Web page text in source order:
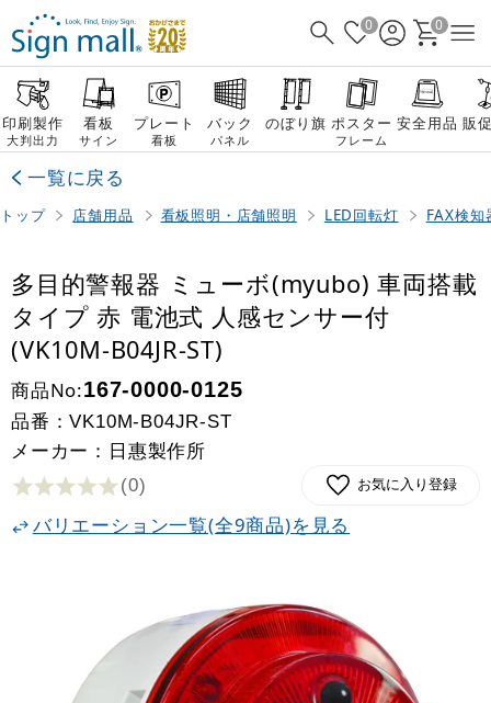
0 0
印刷製作
大判出力
看板
サイン
プレート
看板
バック
パネル
のぼり旗 ポスター
フレーム
安全用品 販
一覧に戻る
トップ 店舗用品 看板照明・店舗照明 LED回転灯 FAX検知
多目的警報器 ミューボ(myubo) 車両搭載
タイプ 赤 電池式 人感センサー付
(VK10M-B04JR-ST)
商品No:167-0000-0125
品番：VK10M-B04JR-ST
メーカー：日惠製作所
(0) お気に入り登録
バリエーション一覧(全9商品)を見る